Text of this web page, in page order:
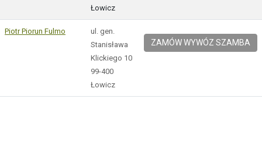
Łowicz
Piotr Piorun Fulmo
ul. gen.
Stanisława
Klickiego 10
99-400
Łowicz
ZAMÓW WYWÓZ SZAMBA